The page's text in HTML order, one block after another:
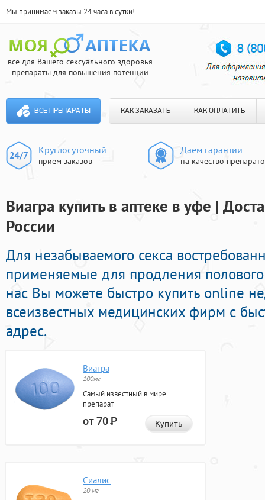
Мы принимаем заказы 24 часа в сутки!
все для Вашего сексуального здоровья
препараты для повышения потенции
ВСЕ ПРЕПАРАТЫ КАК ЗАКАЗАТЬ КАК ОПЛАТИТЬ
Круглосуточный
прием заказов
Даем гарантии
на качество
Виагра купить в аптеке в уфе |
России
Для незабываемого секса
применяемые для продления
нас Вы можете быстро купить online
всеизвестных медицинских фирм с
адрес.
Виагра
100мг
Самый известный в мире
препарат
от 70Р Купить
Сиалис
20 мг